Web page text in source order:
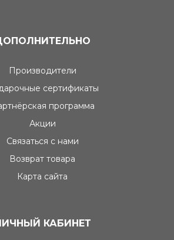
Производители
сертификаты
программа
Акции
Связаться с нами
Возврат товара
Карта сайта
КАБИНЕТ